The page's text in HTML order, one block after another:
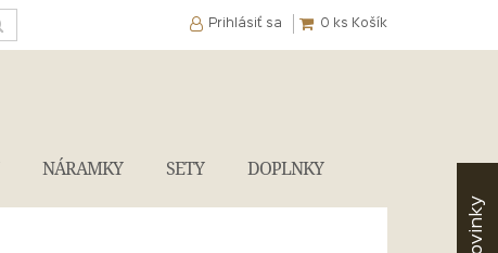
Prihlásiť sa 0 ks Košík
NÁRAMKY SETY DOPLNKY
Novinky